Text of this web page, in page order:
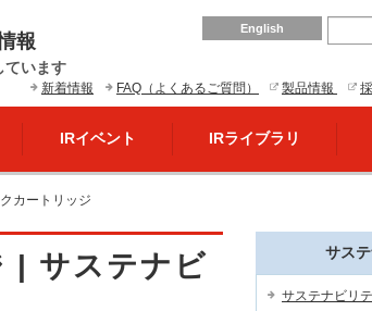
報
ています
English
製品情報
FAQ（よくあるご質問）
新着情報
IRイベント IRライブラリ
カートリッジ
| サステナビ
サス
サステナビリ